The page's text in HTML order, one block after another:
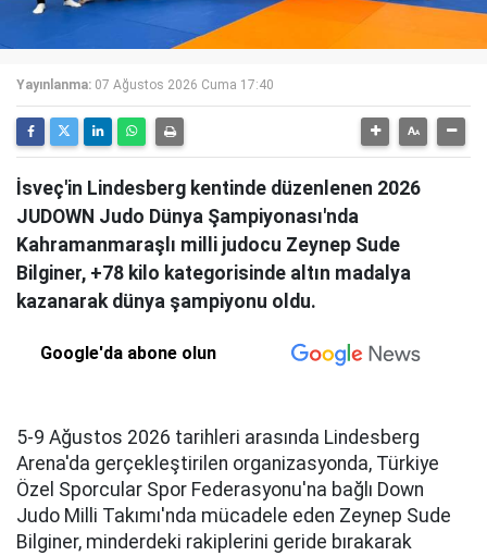
Yayınlanma: 07 Ağustos 2026 Cuma 17:40
İsveç'in Lindesberg kentinde düzenlenen 2026
JUDOWN Judo Dünya Şampiyonası'nda
Kahramanmaraşlı milli judocu Zeynep Sude
Bilginer, +78 kilo kategorisinde altın madalya
kazanarak dünya şampiyonu oldu.
Google'da abone olun
5-9 Ağustos 2026 tarihleri arasında Lindesberg
Arena'da gerçekleştirilen organizasyonda, Türkiye
Özel Sporcular Spor Federasyonu'na bağlı Down
Judo Milli Takımı'nda mücadele eden Zeynep Sude
Bilginer, minderdeki rakiplerini geride bırakarak